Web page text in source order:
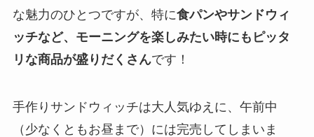
な魅力のひとつですが、特に食パンやサンドウィ
ッチなど、モーニングを楽しみたい時にもピッタ
リな商品が盛りだくさんです！
手作りサンドウィッチは大人気ゆえに、午前中
（少なくともお昼まで）には完売してしまいま